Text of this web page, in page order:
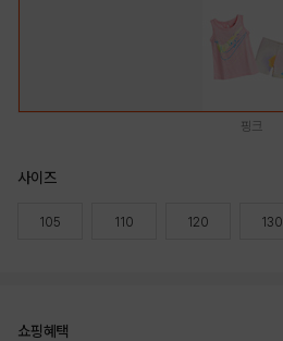
핑크
사이즈
105 110 120 130
쇼핑혜택